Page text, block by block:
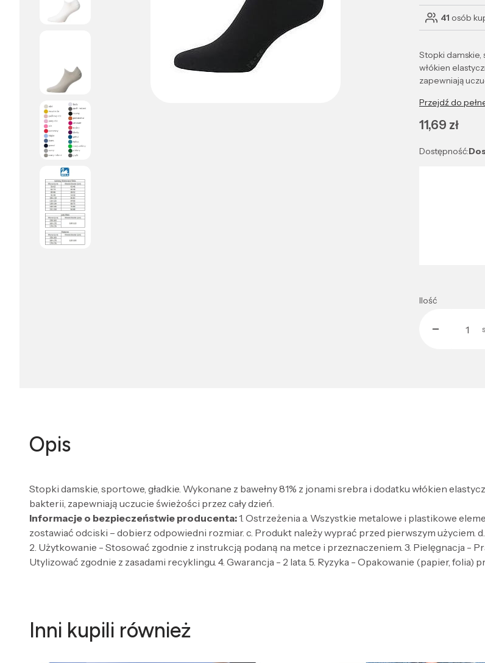
41 osób
Stopki damskie,
włókien
zapewniają
Przejdź do
Cena
11,69 zł
Dostępność:
Ilość
Opis
Stopki damskie, sportowe, gładkie. Wykonane z bawełny 81% z jonami srebra i dodatku włókien
bakterii, zapewniają uczucie świeżości przez cały dzień.
Informacje o bezpieczeństwie producenta:1. Ostrzeżenia a. Wszystkie metalowe i plastikowe
zostawiać odciski – dobierz odpowiedni rozmiar. c. Produkt należy wyprać przed pierwszym użyciem.
2. Użytkowanie - Stosować zgodnie z instrukcją podaną na metce i przeznaczeniem. 3. Pielęgnacja -
Utylizować zgodnie z zasadami recyklingu. 4. Gwarancja - 2 lata. 5. Ryzyka - Opakowanie (papier, folia)
Inni kupili również